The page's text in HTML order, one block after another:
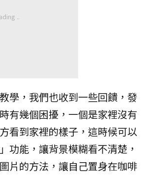
學，我們也收到一些回饋，發
有幾個困擾，一個是家裡沒有
看到家裡的樣子，這時候可以
功能，讓背景模糊看不清楚，
片的方法，讓自己置身在咖啡